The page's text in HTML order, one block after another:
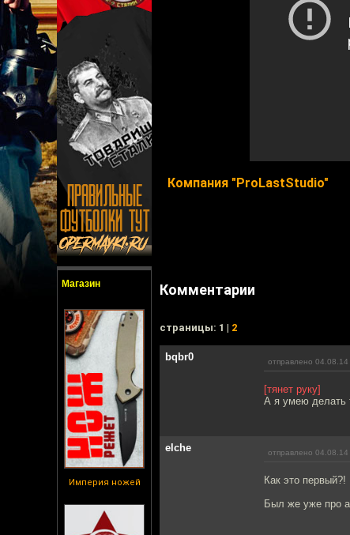
Магазин
Империя ножей
Компания "ProLastStudio"
Комментарии
cтраницы: 1 | 2
bqbr0 отправлено 04.08.14
[тянет руку]
А я умею делать
elche отправлено 04.08.14
Как это первый?!
Был же уже про